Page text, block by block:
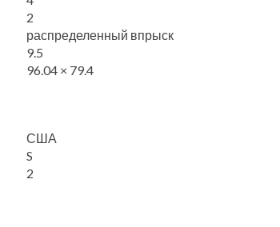
2
распределенный впрыск
9.5
96.04 × 79.4
США
S
2